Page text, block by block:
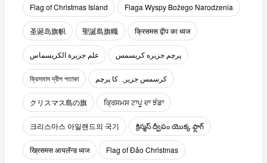
Flag of Christmas Island Flaga Wyspy Bożego Narodzenia
圣诞岛旗帜 聖誕島旗幟 क्रिसमस द्वीप का ध्वज
علم جزيرة الكريسماس پرچم جزیره کریسمس
ক্রিসমাস দ্বীপ পতাকা کرسمس جزیرہ کا پرچم
クリスマス島の旗 ਕ੍ਰਿਸਮਸ ਟਾਪੂ ਦਾ ਝੰਡਾ
크리스마스 아일랜드의 국기 క్రిస్మస్ ద్వీపం యొక్క ఫ్లాగ్
ख्रिसमस आयलॅन्ड ध्वज Flag of Đảo Christmas